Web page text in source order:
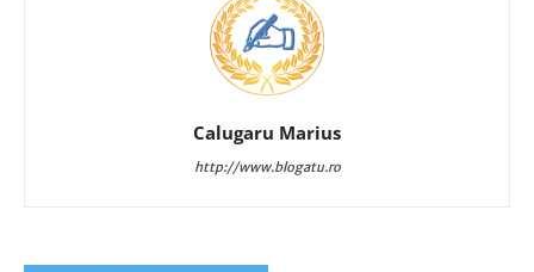
Calugaru Marius
http://www.blogatu.ro